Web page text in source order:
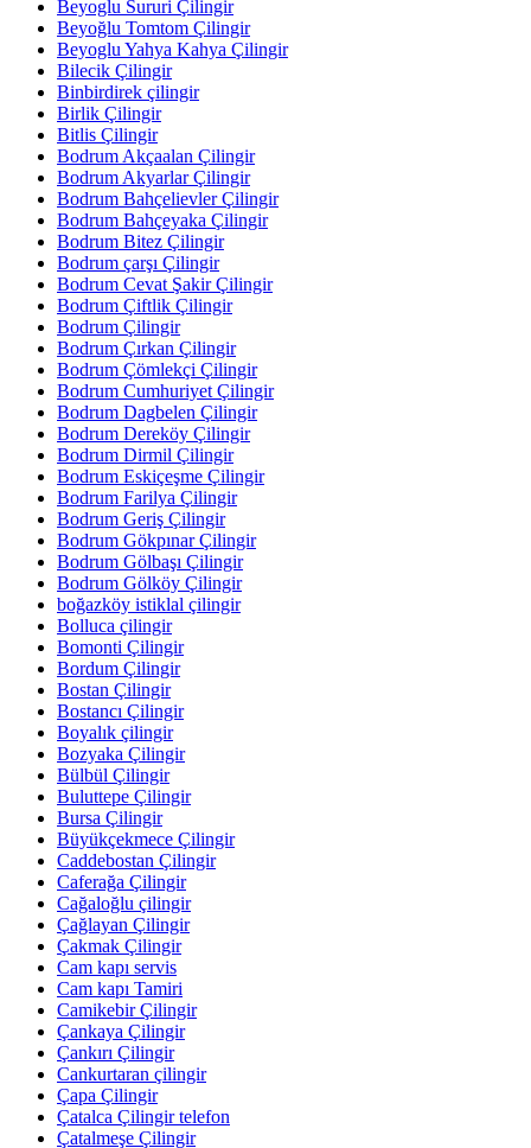
Beyoglu Sururi Çilingir
Beyoğlu Tomtom Çilingir
Beyoglu Yahya Kahya Çilingir
Bilecik Çilingir
Binbirdirek çilingir
Birlik Çilingir
Bitlis Çilingir
Bodrum Akçaalan Çilingir
Bodrum Akyarlar Çilingir
Bodrum Bahçelievler Çilingir
Bodrum Bahçeyaka Çilingir
Bodrum Bitez Çilingir
Bodrum çarşı Çilingir
Bodrum Cevat Şakir Çilingir
Bodrum Çiftlik Çilingir
Bodrum Çilingir
Bodrum Çırkan Çilingir
Bodrum Çömlekçi Çilingir
Bodrum Cumhuriyet Çilingir
Bodrum Dagbelen Çilingir
Bodrum Dereköy Çilingir
Bodrum Dirmil Çilingir
Bodrum Eskiçeşme Çilingir
Bodrum Farilya Çilingir
Bodrum Geriş Çilingir
Bodrum Gökpınar Çilingir
Bodrum Gölbaşı Çilingir
Bodrum Gölköy Çilingir
boğazköy istiklal çilingir
Bolluca çilingir
Bomonti Çilingir
Bordum Çilingir
Bostan Çilingir
Bostancı Çilingir
Boyalık çilingir
Bozyaka Çilingir
Bülbül Çilingir
Buluttepe Çilingir
Bursa Çilingir
Büyükçekmece Çilingir
Caddebostan Çilingir
Caferağa Çilingir
Cağaloğlu çilingir
Çağlayan Çilingir
Çakmak Çilingir
Cam kapı servis
Cam kapı Tamiri
Camikebir Çilingir
Çankaya Çilingir
Çankırı Çilingir
Cankurtaran çilingir
Çapa Çilingir
Çatalca Çilingir telefon
Çatalmeşe Çilingir